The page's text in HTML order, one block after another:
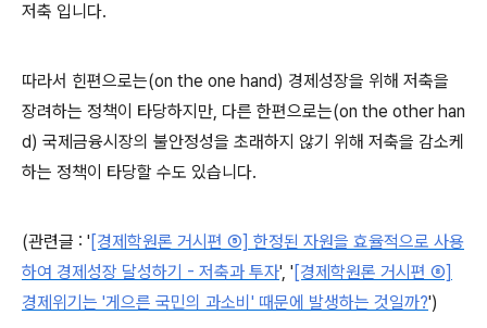
저축 입니다.
따라서 힌편으로는(on the one hand) 경제성장을 위해 저축을
장려하는 정책이 타당하지만, 다른 한편으로는(on the other han
d) 국제금융시장의 불안정성을 초래하지 않기 위해 저축을 감소케
하는 정책이 타당할 수도 있습니다.
(관련글 : ' [경제학원론 거시편 ⑤] 한정된 자원을 효율적으로 사용
하여 경제성장 달성하기 - 저축과 투자', ' [경제학원론 거시편 ⑧]
경제위기는 '게으른 국민의 과소비' 때문에 발생하는 것일까?')